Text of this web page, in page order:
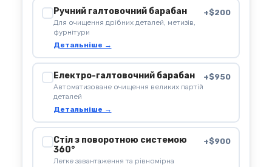
Ручний галтовочний барабан
Для очищення дрібних деталей, метизів,
фурнітури
Детальніше →
+$200
Електро-галтовочний барабан
Автоматизоване очищення великих партій
деталей
Детальніше →
+$950
Стіл з поворотною системою
360°
Легке завантаження та рівномірна
+$900